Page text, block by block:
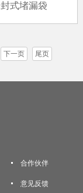
式堵漏袋
下一页 尾页
合作伙伴
意见反馈